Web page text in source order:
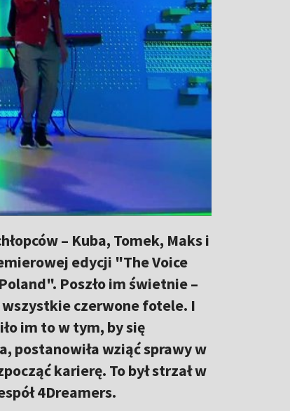
– Kuba, Tomek, Maks i
edycji "The Voice
Poszło im świetnie –
wszystkie czerwone fotele. I
im to w tym, by się
postanowiła wziąć sprawy w
karierę. To był strzał w
4Dreamers.